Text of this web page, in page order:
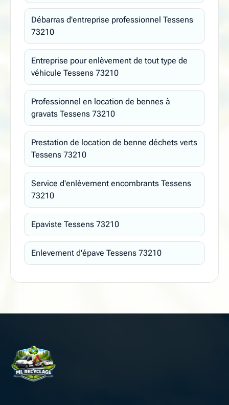
Débarras d'entreprise professionnel Tessens
73210
Entreprise pour enlèvement de tout type de
véhicule Tessens 73210
Professionnel en location de bennes à
gravats Tessens 73210
Prestation de location de benne déchets verts
Tessens 73210
Service d'enlèvement encombrants Tessens
73210
Epaviste Tessens 73210
Enlevement d'épave Tessens 73210